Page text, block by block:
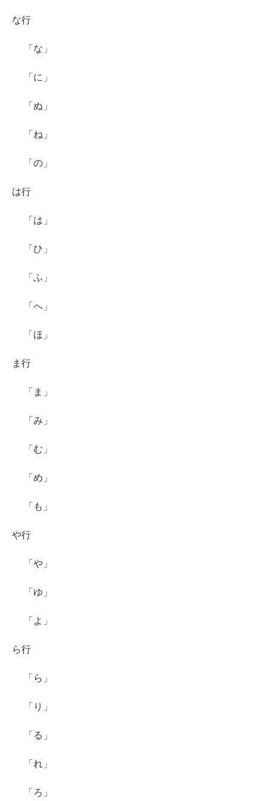
な行
「な」
「に」
「ぬ」
「ね」
「の」
は行
「は」
「ひ」
「ふ」
「へ」
「ほ」
ま行
「ま」
「み」
「む」
「め」
「も」
や行
「や」
「ゆ」
「よ」
ら行
「ら」
「り」
「る」
「れ」
「ろ」